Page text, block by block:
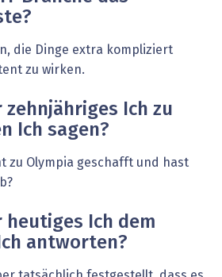
die Dinge extra kompliziert
zu wirken.
zehnjähriges Ich zu
Ich ­sagen?
zu Olympia geschafft und hast
heutiges Ich dem
ant­worten?